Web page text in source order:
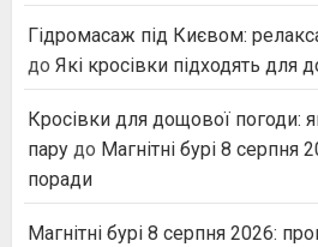
Гідромасаж під Києвом:
до Які кросівки підходять для
Кросівки для дощової погоди:
пару до Магнітні бурі 8 серпня
поради
Магнітні бурі 8 серпня 2026: